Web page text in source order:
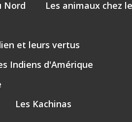
Nord
Les animaux chez
et leurs vertus
Indiens d'Amérique
Les Kachinas